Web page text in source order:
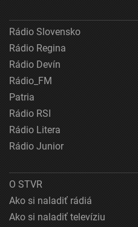
Rádio Slovensko
Rádio Regina
Rádio Devín
Rádio_FM
Patria
Rádio RSI
Rádio Litera
Rádio Junior
O STVR
Ako si naladiť rádiá
Ako si naladiť televíziu